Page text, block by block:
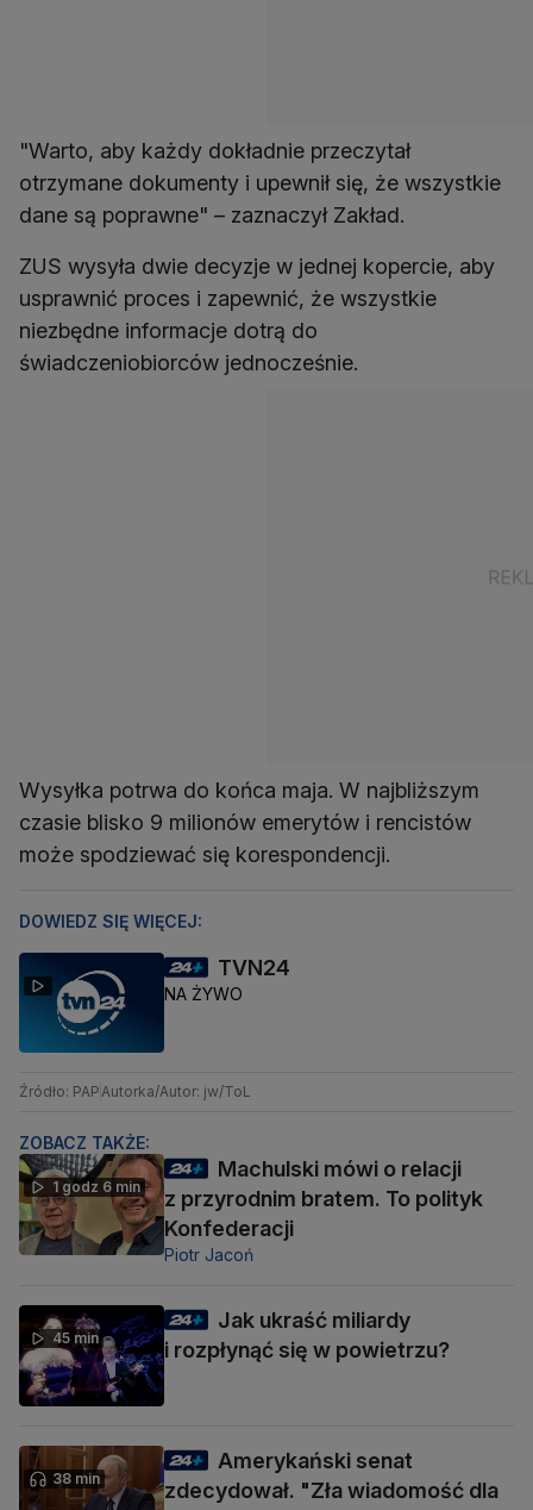
"Warto, aby każdy dokładnie przeczytał
otrzymane dokumenty i upewnił się, że wszystkie
ZUS wysyła dwie decyzje w jednej kopercie, aby
usprawnić proces i zapewnić, że wszystkie
niezbędne informacje dotrą do
Wysyłka potrwa do końca maja. W najbliższym
czasie blisko 9 milionów emerytów i rencistów
może spodziewać się korespondencji.
DOWIEDZ SIĘ WIĘCEJ:
TVN24
NA ŻYWO
Źródło: PAPAutorka/Autor: jw/ToL
ZOBACZ TAKŻE:
1 godz 6 min
Machulski mówi o relacji
z przyrodnim bratem. To polityk
Konfederacji
Piotr Jacoń
45 min
Jak ukraść miliardy
i rozpłynąć się w powietrzu?
38 min
Amerykański senat
zdecydował. "Zła wiadomość dla